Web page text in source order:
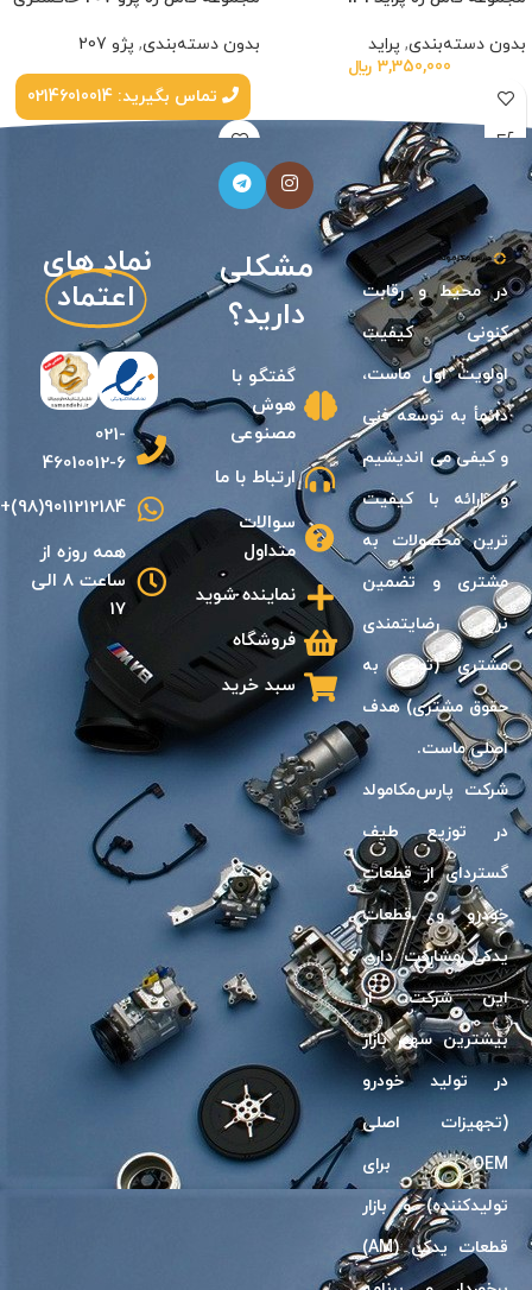
بدون دسته‌بندی, پراید
3,350,000 ﷼
بدون دسته‌بندی, پژو 207
تماس بگیرید: 02146010014
در محيط و رقابت
كنونى كيفيت
اولويت اول ماست،
دائمأ به توسعه فنى
و كيفی مى انديشیم
و ارائه با كيفيت
ترين محصولات به
مشترى و تضمين
نرخ رضايتمندى
مشترى (توجه به
حقوق مشترى) هدف
اصلى ماست.
شرکت پارس‌مکامولد
در توزیع طیف
گسترد‌ای از قطعات
خودرو و قطعات
یدکی مشارکت دارد.
این شرکت، از
بیشترین سهم بازار
در تولید خودرو
(تجهیزات اصلی
OEM برای
تولیدکننده) و بازار
قطعات یدکی (AM)
مشکلی
نیازی
دارید؟
گفتگو با
هوش
مصنوعی
ارتباط با ما
سوالات
متداول
نماینده شوید
فروشگاه
سبد خرید
نماد های
اعتماد
021-
46010012-6
9011212184(98)+
همه روزه از
ساعت 8 الی
17